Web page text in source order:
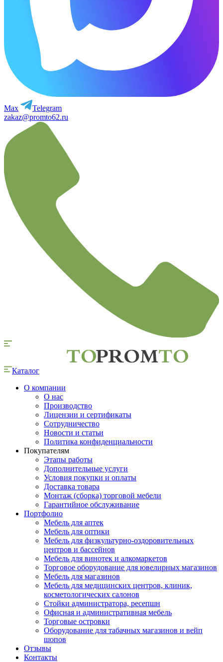
Max
Telegram
zakaz@promto62.ru
Каталог
О компании
О нас
Производство
Лицензии и сертификаты
Сотрудничество
Новости и статьи
Политика конфиденциальности
Покупателям
Этапы работы
Дополнительные услуги
Условия покупки и оплаты
Доставка товара
Монтаж (сборка) торговой мебели
Гарантийное обслуживание
Портфолио
Мебель для аптек
Мебель для оптики
Мебель для физкультурно-оздоровительных
центров и бассейнов
Мебель для винотек и алкомаркетов
Торговое оборудование для ювелирных магазинов
Мебель для магазинов
Мебель для медицинских центров, клиник,
косметологических салонов
Стойки администратора, ресепшн
Офисная и административная мебель
Торговые островки
Оборудование для табачных магазинов и вейп
шопов
Отзывы
Контакты